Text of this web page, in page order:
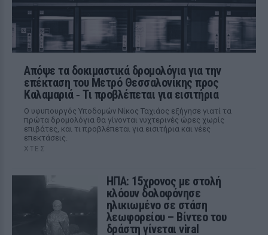
Απόψε τα δοκιμαστικά δρομολόγια για την
επέκταση του Μετρό Θεσσαλονίκης προς
Καλαμαριά ‑ Τι προβλέπεται για εισιτήρια
Ο υφυπουργός Υποδομών Νίκος Ταχιάος εξήγησε γιατί τα
πρώτα δρομολόγια θα γίνονται νυχτερινές ώρες χωρίς
επιβάτες, και τι προβλέπεται για εισιτήρια και νέες
επεκτάσεις.
ΧΤΕΣ
ΗΠΑ: 15χρονος με στολή
κλόουν δολοφόνησε
ηλικιωμένο σε στάση
λεωφορείου – Βίντεο του
δράστη γίνεται viral